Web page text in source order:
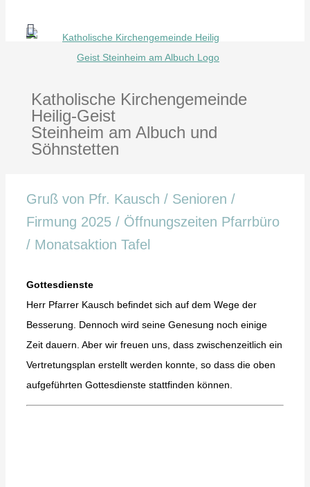
Inhalt
Katholische Kirchengemeinde
Heilig-Geist
Steinheim am Albuch und
Söhnstetten
Gruß von Pfr. Kausch / Senioren /
Firmung 2025 / Öffnungszeiten Pfarrbüro
/ Monatsaktion Tafel
Gottesdienste
Herr Pfarrer Kausch befindet sich auf dem Wege der
Besserung. Dennoch wird seine Genesung noch einige
Zeit dauern. Aber wir freuen uns, dass zwischenzeitlich ein
Vertretungsplan erstellt werden konnte, so dass die oben
aufgeführten Gottesdienste stattfinden können.